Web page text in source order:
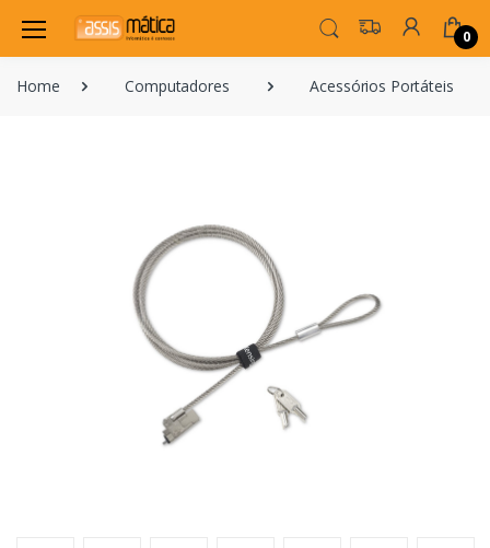
0
Home Computadores Acessórios Portáteis